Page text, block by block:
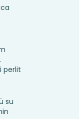
perlit
su